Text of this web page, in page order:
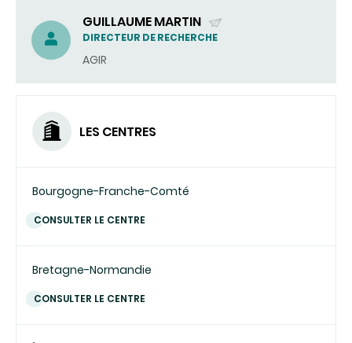
GUILLAUME MARTIN
(ENVOYER
UN
DIRECTEUR DE RECHERCHE
AGIR
LES CENTRES
Bourgogne-Franche-Comté
CONSULTER LE CENTRE
Bretagne-Normandie
CONSULTER LE CENTRE